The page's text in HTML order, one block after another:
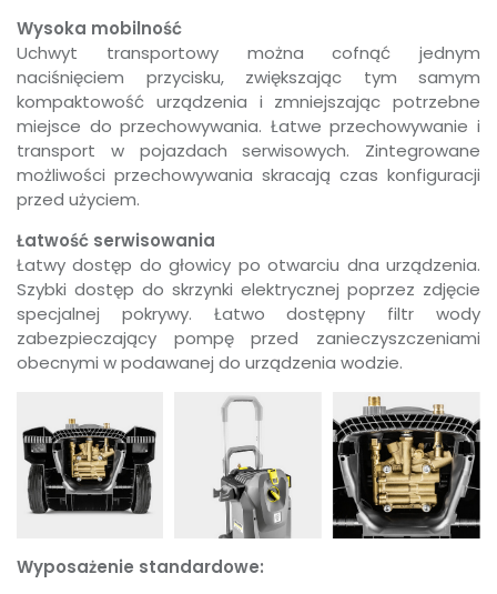
Wysoka mobilność
Uchwyt transportowy można cofnąć jednym
naciśnięciem przycisku, zwiększając tym samym
kompaktowość urządzenia i zmniejszając potrzebne
miejsce do przechowywania. Łatwe przechowywanie i
transport w pojazdach serwisowych. Zintegrowane
możliwości przechowywania skracają czas konfiguracji
przed użyciem.
Łatwość serwisowania
Łatwy dostęp do głowicy po otwarciu dna urządzenia.
Szybki dostęp do skrzynki elektrycznej poprzez zdjęcie
specjalnej pokrywy. Łatwo dostępny filtr wody
zabezpieczający pompę przed zanieczyszczeniami
obecnymi w podawanej do urządzenia wodzie.
Wyposażenie standardowe: